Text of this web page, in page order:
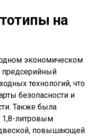
на
экономическом
технологий, что
безопасности и
Также была
1,8-литровым
повышающей